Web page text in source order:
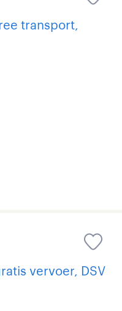
transport,
vervoer, DSV